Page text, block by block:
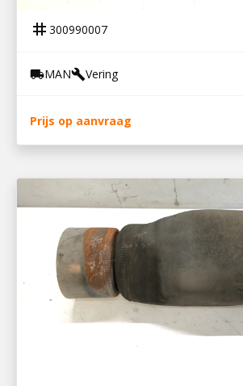
tag 300990007
local_shippingMANbuildVering
Prijs op aanvraag